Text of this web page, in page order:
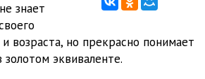
знает
возраста, но прекрасно понимает
эквиваленте.